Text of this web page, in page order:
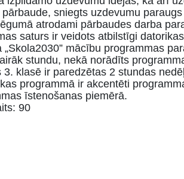
sniegts uzdevumu
atrodami pārbaudes darba
saturs ir veidots atbilstīgi
mācību programmas
stundu, nekā norādīts
klasē ir paredzētas 2 stundas
programmā ir akcentēti
īstenošanas piemērā.
90